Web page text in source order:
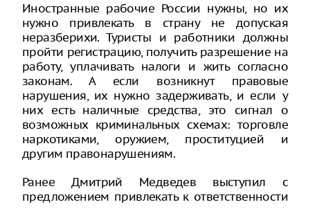
Иностранные рабочие России нужны, но их
нужно привлекать в страну не допуская
неразберихи. Туристы и работники должны
пройти регистрацию, получить разрешение на
работу, уплачивать налоги и жить согласно
законам. А если возникнут правовые
нарушения, их нужно задерживать, и если у
них есть наличные средства, это сигнал о
возможных криминальных схемах: торговле
наркотиками, оружием, проституцией и
другим правонарушениям.
Ранее Дмитрий Медведев выступил с
предложением привлекать к ответственности